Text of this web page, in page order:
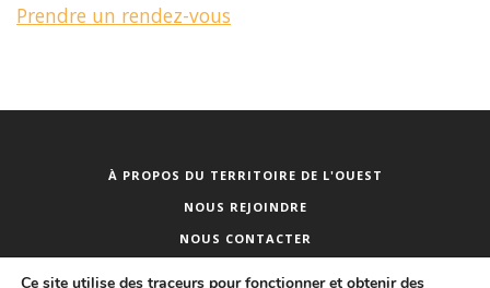
Prendre un rendez-vous
À PROPOS DU TERRITOIRE DE L'OUEST
NOUS REJOINDRE
NOUS CONTACTER
Ce site utilise des traceurs pour fonctionner et obtenir des